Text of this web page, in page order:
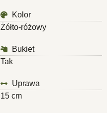
Kolor
Żółto-różowy
Bukiet
Tak
Uprawa
15 cm